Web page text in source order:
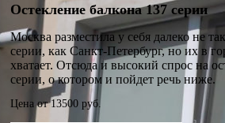
Остекление балкона 137 серии
Москва разместила у себя далеко не
серии, как Санкт-Петербург, но их в
хватает. Отсюда и высокий спрос на
серии, о котором и пойдет речь ниже.
Цена от13500 руб.